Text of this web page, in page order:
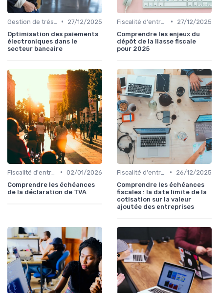
•
27/12/2025
Optimisation des paiements
électroniques dans le
secteur bancaire
•
27/12/2025
Comprendre les enjeux du
dépôt de la liasse fiscale
pour 2025
• 02/01/2026
Comprendre les échéances
de la déclaration de TVA
•
26/12/2025
Comprendre les échéances
fiscales : la date limite de la
cotisation sur la valeur
ajoutée des entreprises